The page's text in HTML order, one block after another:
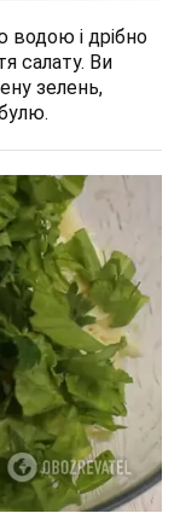
водою і дрібно
салату. Ви
зелень,